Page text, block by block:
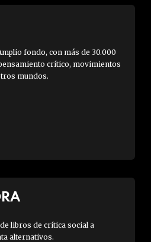
fondo, con más de 30.000
crítico, movimientos
mundos.
libros de crítica social a
alternativos.